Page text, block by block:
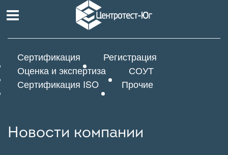
Сертификация
Регистрация
Оценка и экспертиза
СОУТ
Сертификация ISO
Прочие
Новости компании